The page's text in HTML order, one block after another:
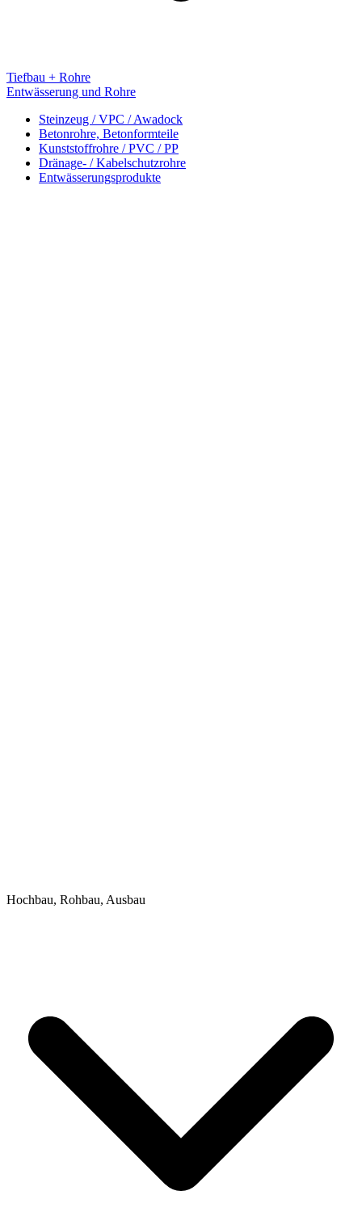
Tiefbau + Rohre
Entwässerung und Rohre
Steinzeug / VPC / Awadock
Betonrohre, Betonformteile
Kunststoffrohre / PVC / PP
Dränage- / Kabelschutzrohre
Entwässerungsprodukte
Hochbau, Rohbau, Ausbau